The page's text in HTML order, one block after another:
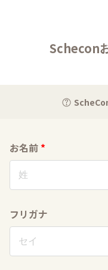
Schecon
お名前 *
フリガナ